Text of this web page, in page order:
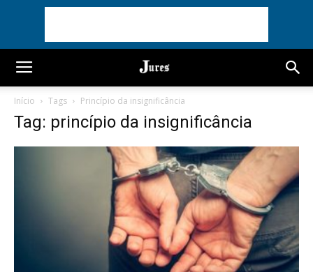
Início Tags Princípio da insignificância
Tag: princípio da insignificância